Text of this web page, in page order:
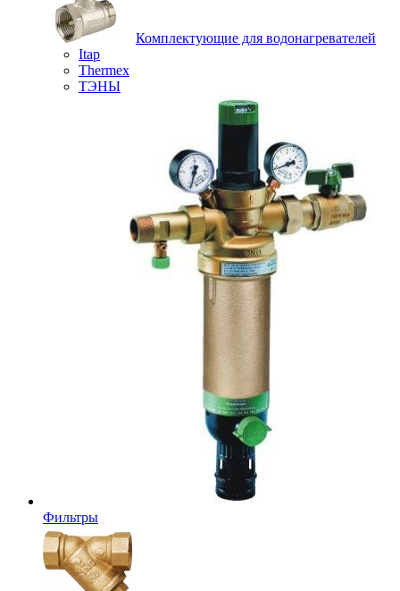
Комплектующие для водонагревателей
Itap
Thermex
ТЭНЫ
Фильтры